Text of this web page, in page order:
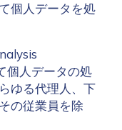
個人データを処
個人データの処
ゆる代理人、下
の従業員を除